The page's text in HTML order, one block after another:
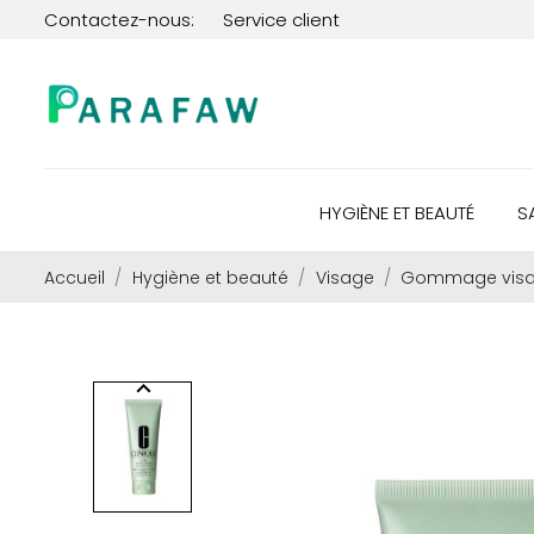
Contactez-nous: Service client
HYGIÈNE ET BEAUTÉ
Accueil Hygiène et beauté Visage Gommage
keyboard_arrow_left